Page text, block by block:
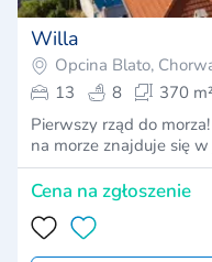
Willa
Opcina Blato,
13
8
370 m²
Pierwszy rząd do
na morze znajduje się
Cena na zgłoszenie